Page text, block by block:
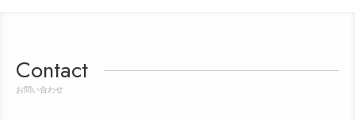
Contact
お問い合わせ